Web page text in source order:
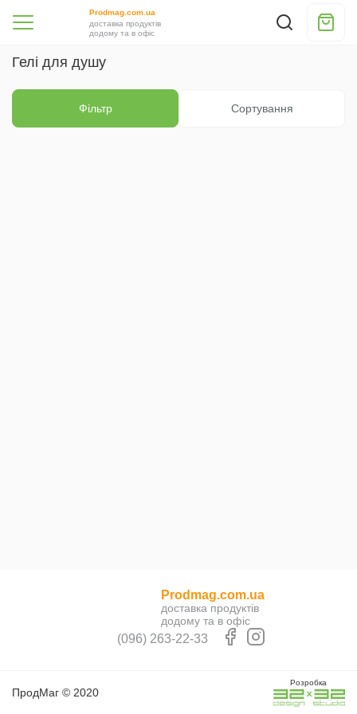
Prodmag.com.ua
доставка продуктів
додому та в офіс
Гелі для душу
Фільтр Сортування
Prodmag.com.ua
доставка продуктів
додому та в офіс
(096) 263-22-33
ПродМаг © 2020
Розробка